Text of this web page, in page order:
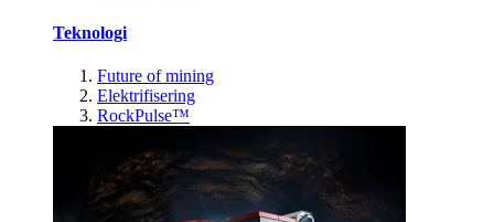
Teknologi
Future of mining
Elektrifisering
RockPulse™